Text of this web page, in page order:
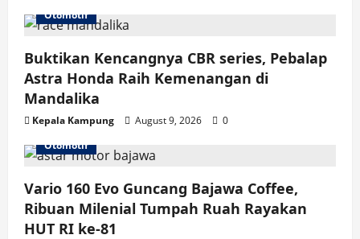
Otomotif
Buktikan Kencangnya CBR series, Pebalap
Astra Honda Raih Kemenangan di
Mandalika
Kepala Kampung August 9, 2026
0
Otomotif
Vario 160 Evo Guncang Bajawa Coffee,
Ribuan Milenial Tumpah Ruah Rayakan
HUT RI ke-81